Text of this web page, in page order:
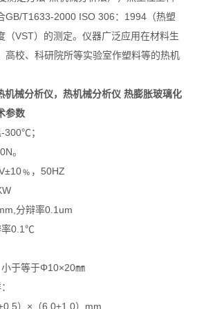
GB/T1633-2000 ISO 306：1994（热塑
（VST）的测定。仪器广泛应用在材料生
高校、科研院所等实验室作塑料等的热机
机械分析仪，热机械分析仪 热膨胀玻璃化
参数
300℃；
。
，50HZ
分辩率0.1um
率0.1℃
于等于Φ10×20㎜
）×（6.0±1.0）mm